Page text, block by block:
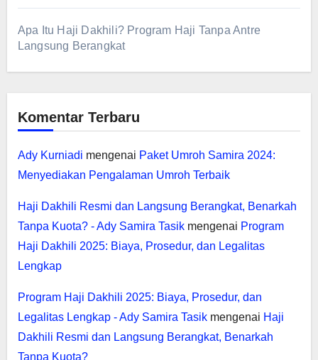
Apa Itu Haji Dakhili? Program Haji Tanpa Antre
Langsung Berangkat
Komentar Terbaru
Ady Kurniadi mengenai Paket Umroh Samira 2024:
Menyediakan Pengalaman Umroh Terbaik
Haji Dakhili Resmi dan Langsung Berangkat, Benarkah
Tanpa Kuota? - Ady Samira Tasikmengenai Program
Haji Dakhili 2025: Biaya, Prosedur, dan Legalitas
Lengkap
Program Haji Dakhili 2025: Biaya, Prosedur, dan
Legalitas Lengkap - Ady Samira Tasikmengenai Haji
Dakhili Resmi dan Langsung Berangkat, Benarkah
Tanpa Kuota?